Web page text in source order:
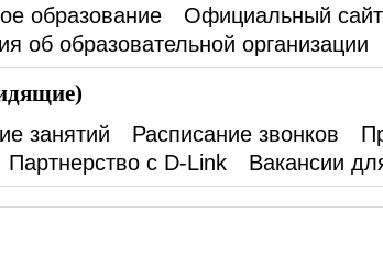
образование
Официальный
об образовательной организации
занятий Расписание звонков
Партнерство с D-Link
Вакансии